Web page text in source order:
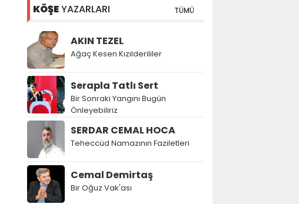
KÖŞEYAZARLARI TÜMÜ
AKIN TEZEL
Ağaç Kesen Kızılderililer
Serapla Tatlı Sert
Bir Sonraki Yangını Bugün
Önleyebiliriz
SERDAR CEMAL HOCA
Teheccüd Namazının Faziletleri
Cemal Demirtaş
Bir Oğuz Vak'ası